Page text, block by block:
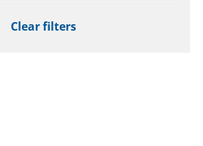
Clear filters